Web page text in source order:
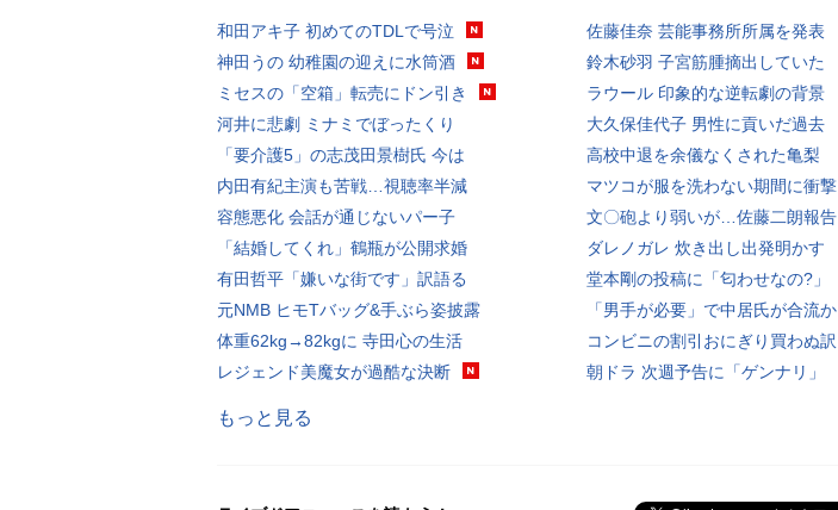
和田アキ子 初めてのTDLで号泣
神田うの 幼稚園の迎えに水筒酒
ミセスの「空箱」転売にドン引き
河井に悲劇 ミナミでぼったくり
「要介護5」の志茂田景樹氏 今は
内田有紀主演も苦戦…視聴率半減
容態悪化 会話が通じないパー子
「結婚してくれ」鶴瓶が公開求婚
有田哲平「嫌いな街です」訳語る
元NMB ヒモTバッグ&手ぶら姿披露
体重62kg→82kgに 寺田心の生活
レジェンド美魔女が過酷な決断
佐藤佳奈 芸能事務所所属を発表
鈴木砂羽 子宮筋腫摘出していた
ラウール 印象的な逆転劇の背景
大久保佳代子 男性に貢いだ過去
高校中退を余儀なくされた亀梨
マツコが服を洗わない期間に衝撃
文〇砲より弱いが…佐藤二朗報告
ダレノガレ 炊き出し出発明かす
堂本剛の投稿に「匂わせなの?」
「男手が必要」で中居氏が合流か
コンビニの割引おにぎり買わぬ訳
朝ドラ 次週予告に「ゲンナリ」
もっと見る